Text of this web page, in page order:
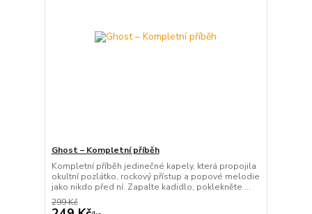
Ghost – Kompletní příběh
Kompletní příběh jedinečné kapely, která propojila
okultní pozlátko, rockový přístup a popové melodie
jako nikdo před ní. Zapalte kadidlo, poklekněte ...
299 Kč